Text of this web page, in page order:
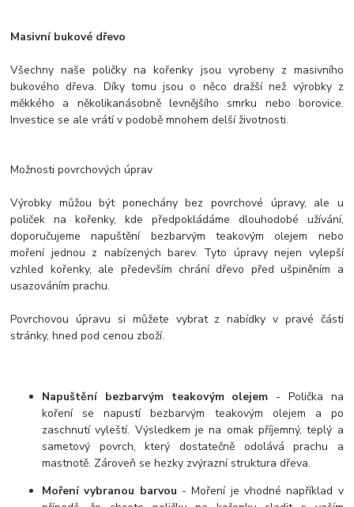
Masivní bukové dřevo
Všechny naše poličky na kořenky jsou vyrobeny z masivního
bukového dřeva. Díky tomu jsou o něco dražší než výrobky z
měkkého a několikanásobně levnějšího smrku nebo borovice.
Investice se ale vrátí v podobě mnohem delší životnosti.
Možnosti povrchových úprav
Výrobky můžou být ponechány bez povrchové úpravy, ale u
poliček na kořenky, kde předpokládáme dlouhodobé užívání,
doporučujeme napuštění bezbarvým teakovým olejem nebo
moření jednou z nabízených barev. Tyto úpravy nejen vylepší
vzhled kořenky, ale především chrání dřevo před ušpiněním a
usazováním prachu.
Povrchovou úpravu si můžete vybrat z nabídky v pravé části
stránky, hned pod cenou zboží.
Napuštění bezbarvým teakovým olejem - Polička na
koření se napustí bezbarvým teakovým olejem a po
zaschnutí vyleští. Výsledkem je na omak příjemný, teplý a
sametový povrch, který dostatečně odolává prachu a
mastnotě. Zároveň se hezky zvýrazní struktura dřeva.
Moření vybranou barvou - Moření je vhodné například v